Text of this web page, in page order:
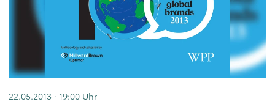
22.05.2013 · 19:00 Uhr